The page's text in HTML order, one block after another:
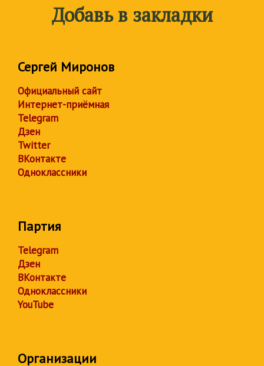
Добавь в закладки
Сергей Миронов
Официальный сайт
Интернет-приёмная
Telegram
Дзен
Twitter
ВКонтакте
Одноклассники
Партия
Telegram
Дзен
ВКонтакте
Одноклассники
YouTube
Организации